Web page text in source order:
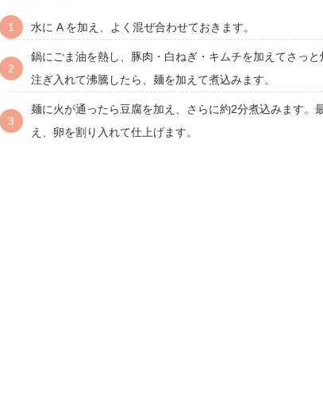
水に A を加え、よく混ぜ合わせておきます。
鍋にごま油を熱し、豚肉・白ねぎ・キムチを加えてさっと
注ぎ入れて沸騰したら、麺を加えて煮込みます。
麺に火が通ったら豆腐を加え、さらに約2分煮込みます。
え、卵を割り入れて仕上げます。